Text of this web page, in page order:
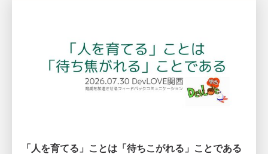
「人を育てる」ことは「待ちこがれる」ことである